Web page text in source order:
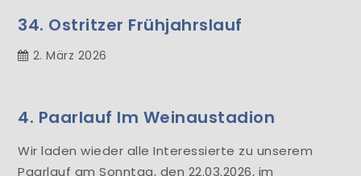
34. Ostritzer Frühjahrslauf
2. März 2026
4. Paarlauf Im Weinaustadion
Wir laden wieder alle Interessierte zu unserem
Paarlauf am Sonntag, den 22.03.2026, im